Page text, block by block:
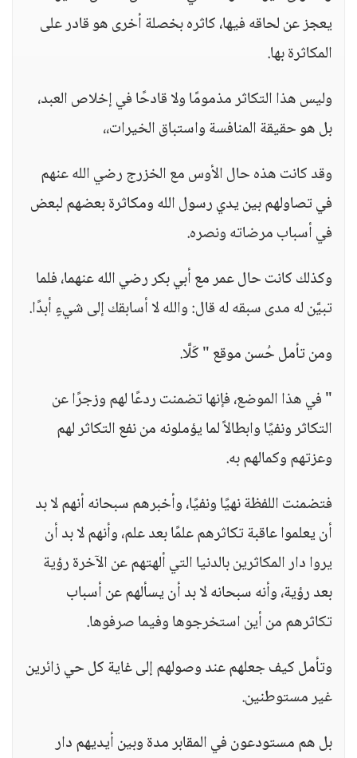
يعجز عن لحاقه فيها، كاثره بخصلة أخرى هو قادر على
المكاثرة بها.
وليس هذا التكاثر مذمومًا ولا قادحًا في إخلاص العبد،
بل هو حقيقة المنافسة واستباق الخيرات،،
وقد كانت هذه حال الأوس مع الخزرج رضي الله عنهم
في تصاولهم بين يدي رسول الله ومكاثرة بعضهم لبعض
في أسباب مرضاته ونصره.
وكذلك كانت حال عمر مع أبي بكر رضي الله عنهما، فلما
تبيَّن له مدى سبقه له قال: والله لا أسابقك إلى شيءٍ أبدًا.
ومن تأمل حُسن موقع " كَلَّا.
" في هذا الموضع، فإنها تضمنت ردعًا لهم وزجرًا عن
التكاثر ونفيًا وابطالاً لما يؤملونه من نفع التكاثر لهم
وعزتهم وكمالهم به.
فتضمنت اللفظة نهيًا ونفيًا، وأخبرهم سبحانه أنهم لا بد
أن يعلموا عاقبة تكاثرهم علمًا بعد علم، وأنهم لا بد أن
يروا دار المكاثرين بالدنيا التي ألهتهم عن الآخرة رؤية
بعد رؤية، وأنه سبحانه لا بد أن يسألهم عن أسباب
تكاثرهم من أين استخرجوها وفيما صرفوها.
وتأمل كيف جعلهم عند وصولهم إلى غاية كل حي زائرين
غير مستوطنين.
بل هم مستودعون في المقابر مدة وبين أيديهم دار